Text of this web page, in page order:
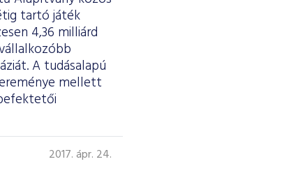
tartó játék
4,36 milliárd
A tudásalapú
mellett
2017. ápr. 24.